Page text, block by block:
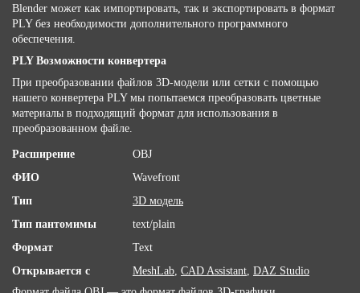
Blender может как импортировать, так и экспортировать в формат
PLY без необходимости дополнительного программного
обеспечения.
PLY Возможности конвертера
При преобразовании файлов 3D-модели или сетки с помощью
нашего конвертера PLY мы попытаемся преобразовать цветные
материалы в подходящий формат для использования в
преобразованном файле.
Расширение
OBJ
ФИО
Wavefront
Тип
3D модель
Тип пантомимы
text/plain
Формат
Text
Открывается с
MeshLab, CAD Assistant, DAZ Studio